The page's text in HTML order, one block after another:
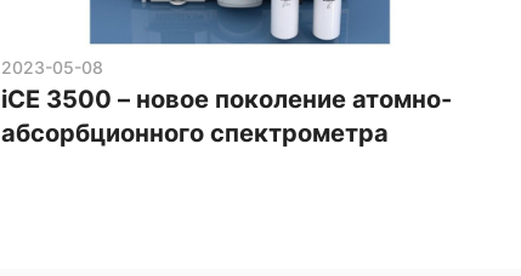
2023-05-08
iCE 3500 – новое поколение атомно-
абсорбционного спектрометра